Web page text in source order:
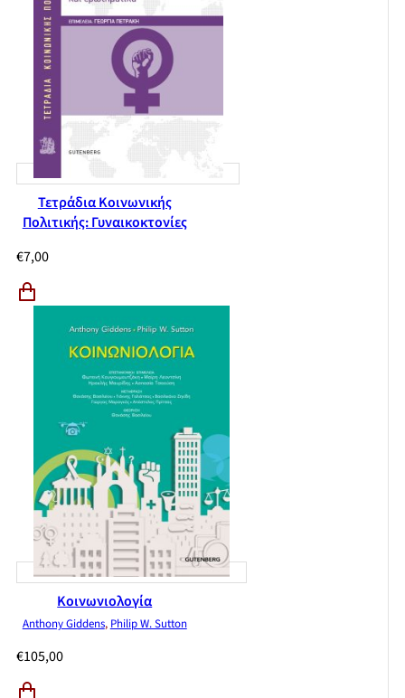
Τετράδια Κοινωνικής
Πολιτικής: Γυναικοκτονίες
€7,00
Κοινωνιολογία
Anthony Giddens, Philip W. Sutton
€105,00